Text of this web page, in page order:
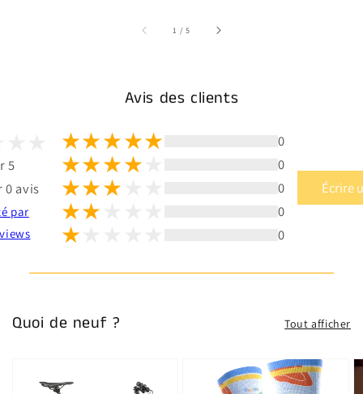
1 /sur
5
Avis des clients
5
0 avis
par
0
0
0
0
0
Écrire
Quoi de neuf ? Tout afficher